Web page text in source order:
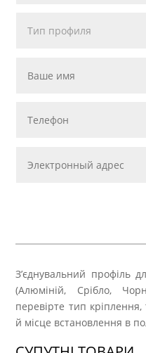
З’єднувальний профіль
(Алюміній, Срібло,
перевірте тип
й місце встановлення в